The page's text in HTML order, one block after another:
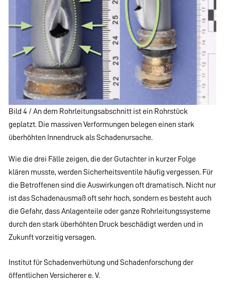
Bild 4 / An dem Rohrleitungsabschnitt ist ein Rohrstück
geplatzt. Die massiven Verformungen belegen einen stark
überhöhten Innendruck als Schadenursache.
Wie die drei Fälle zeigen, die der Gutachter in kurzer Folge
klären musste, werden Sicherheitsventile häufig vergessen. Für
die Betroffenen sind die Auswirkungen oft dramatisch. Nicht nur
ist das Schadenausmaß oft sehr hoch, sondern es besteht auch
die Gefahr, dass Anlagenteile oder ganze Rohrleitungssysteme
durch den stark überhöhten Druck beschädigt werden und in
Zukunft vorzeitig versagen.
Institut für Schadenverhütung und Schadenforschung der
öffentlichen Versicherer e. V.